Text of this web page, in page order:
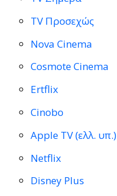
TV Προσεχώς
Nova Cinema
Cosmote Cinema
Ertflix
Cinobo
Apple TV (ελλ. υπ.)
Netflix
Disney Plus